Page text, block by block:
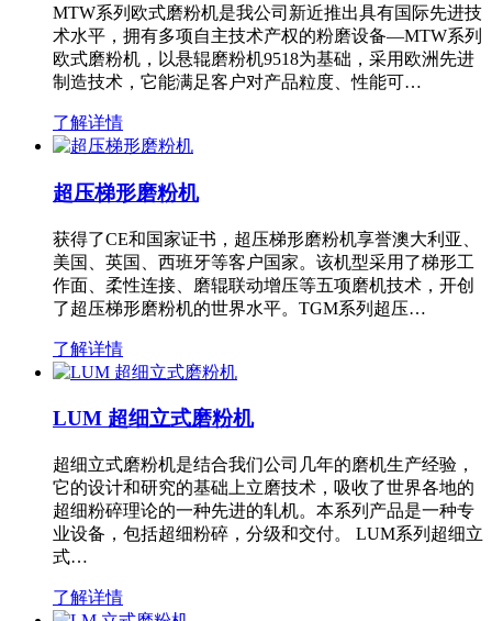
MTW系列欧式磨粉机是我公司新近推出具有国际先进技
术水平，拥有多项自主技术产权的粉磨设备—MTW系列
欧式磨粉机，以悬辊磨粉机9518为基础，采用欧洲先进
制造技术，它能满足客户对产品粒度、性能可…
了解详情
超压梯形磨粉机
获得了CE和国家证书，超压梯形磨粉机享誉澳大利亚、
美国、英国、西班牙等客户国家。该机型采用了梯形工
作面、柔性连接、磨辊联动增压等五项磨机技术，开创
了超压梯形磨粉机的世界水平。TGM系列超压…
了解详情
LUM 超细立式磨粉机
超细立式磨粉机是结合我们公司几年的磨机生产经验，
它的设计和研究的基础上立磨技术，吸收了世界各地的
超细粉碎理论的一种先进的轧机。本系列产品是一种专
业设备，包括超细粉碎，分级和交付。 LUM系列超细立
式…
了解详情